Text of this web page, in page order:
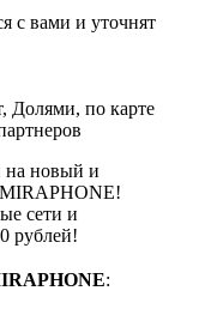
с вами и уточнят
Долями, по карте
на новый и
MIRAPHONE!
сети и
рублей!
: